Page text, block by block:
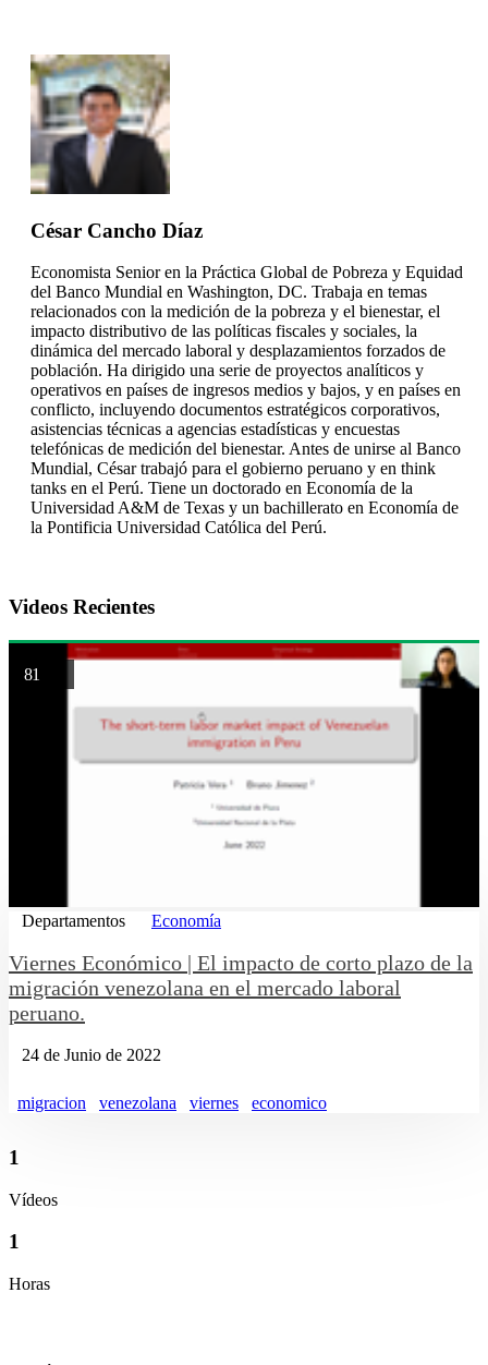
César Cancho Díaz
Economista Senior en la Práctica Global de Pobreza y Equidad
del Banco Mundial en Washington, DC. Trabaja en temas
relacionados con la medición de la pobreza y el bienestar, el
impacto distributivo de las políticas fiscales y sociales, la
dinámica del mercado laboral y desplazamientos forzados de
población. Ha dirigido una serie de proyectos analíticos y
operativos en países de ingresos medios y bajos, y en países en
conflicto, incluyendo documentos estratégicos corporativos,
asistencias técnicas a agencias estadísticas y encuestas
telefónicas de medición del bienestar. Antes de unirse al Banco
Mundial, César trabajó para el gobierno peruano y en think
tanks en el Perú. Tiene un doctorado en Economía de la
Universidad A&M de Texas y un bachillerato en Economía de
la Pontificia Universidad Católica del Perú.
Videos Recientes
81
Departamentos Economía
Viernes Económico | El impacto de corto plazo de la
migración venezolana en el mercado laboral
peruano.
24 de Junio de 2022
migracion venezolana viernes economico
1
Vídeos
1
Horas